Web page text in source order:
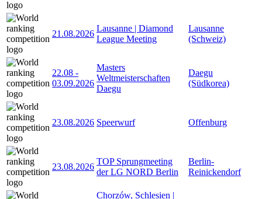
21.08.2026
Lausanne | Diamond
League Meeting
Lausanne
(Schweiz)
22.08 -
03.09.2026
Masters
Weltmeisterschaften
Daegu
Daegu
(Südkorea)
23.08.2026 Speerwurf Offenburg
23.08.2026
TOP Sprungmeeting
der LG NORD Berlin
Berlin-
Reinickendorf
Chorzów, Schlesien |